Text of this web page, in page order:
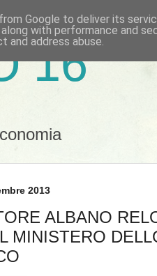
16
2013
ALBANO
MINISTERO
Google to deliver its
with performance and
address abuse.